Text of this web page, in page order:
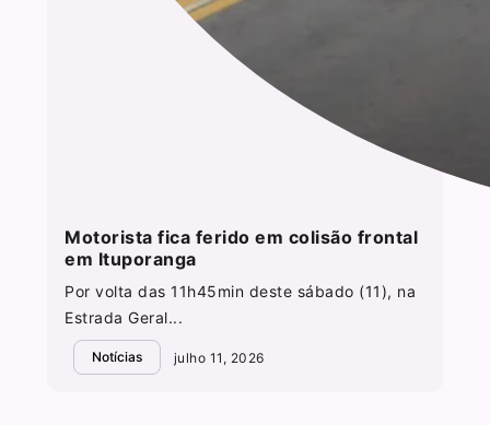
Motorista fica ferido em colisão frontal
em Ituporanga
Por volta das 11h45min deste sábado (11), na
Estrada Geral...
Notícias julho 11, 2026